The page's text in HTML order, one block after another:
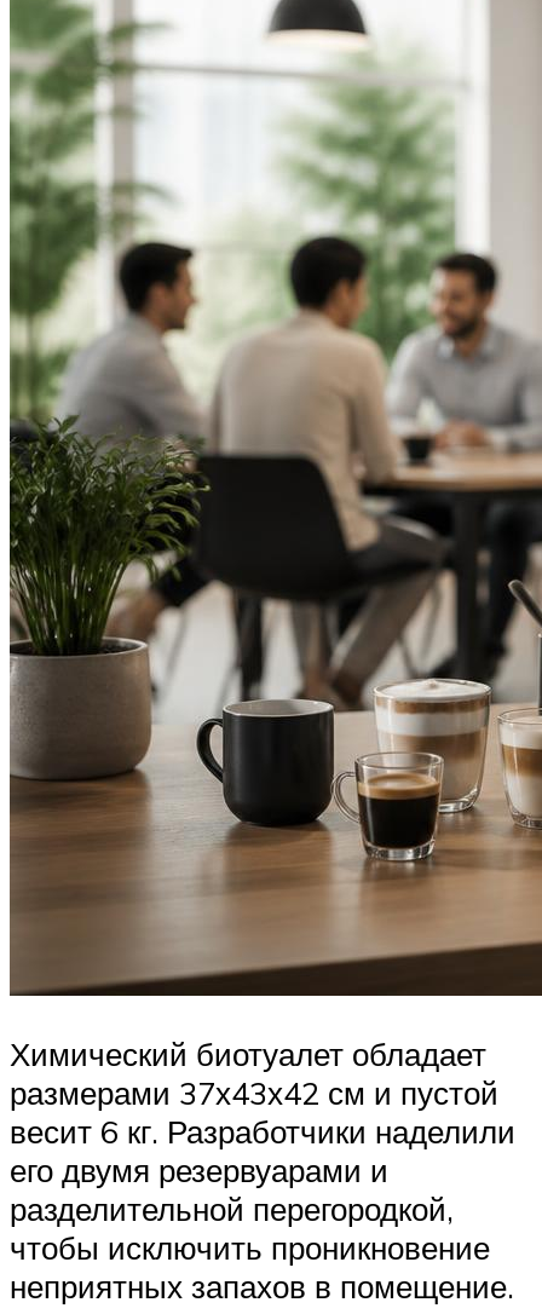
Химический биотуалет обладает
размерами 37х43х42 см и пустой
весит 6 кг. Разработчики наделили
его двумя резервуарами и
разделительной перегородкой,
чтобы исключить проникновение
неприятных запахов в помещение.